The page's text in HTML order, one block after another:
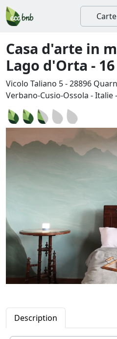
Casa d'arte in
Lago d'Orta -
Vicolo Taliano 5-28896
Verbano-Cusio-Ossola -Italie
Description